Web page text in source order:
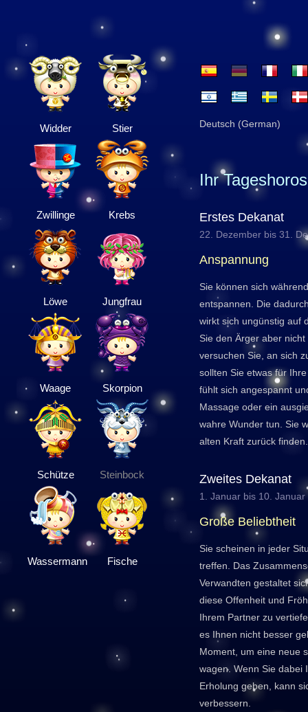
Widder Stier
Zwillinge Krebs
Löwe Jungfrau
Waage Skorpion
Schütze Steinbock
Wassermann Fische
Deutsch (German)
Ihr
Erstes Dekanat
22. Dezember bis 31.
Anspannung
Sie können sich
entspannen. Die
wirkt sich ungünstig auf
Sie den Ärger aber
versuchen Sie, an sich
sollten Sie etwas für
fühlt sich angespannt
Massage oder ein
wahre Wunder tun. Sie
alten Kraft zurück finden.
Zweites Dekanat
1. Januar bis 10. Januar
Große Beliebtheit
Sie scheinen in jeder
treffen. Das
Verwandten gestaltet
diese Offenheit und
Ihrem Partner zu
es Ihnen nicht besser
Moment, um eine neue
wagen. Wenn Sie dabei
Erholung geben, kann
verbessern.